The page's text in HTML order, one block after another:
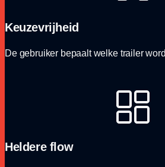
Keuzevrijheid
De gebruiker bepaalt welke trailer
Heldere flow